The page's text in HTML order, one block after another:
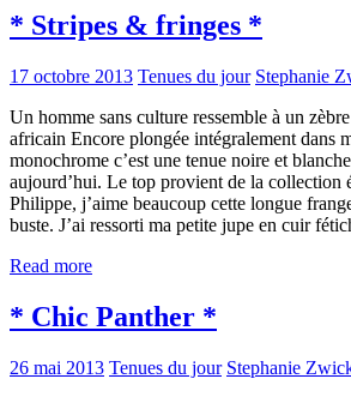
* Stripes & fringes *
17 octobre 2013 Tenues du jour Stephanie
Un homme sans culture ressemble à un
africain Encore plongée intégralement dans
monochrome c’est une tenue noire et
aujourd’hui. Le top provient de la collection
Philippe, j’aime beaucoup cette longue
buste. J’ai ressorti ma petite jupe en cuir
Read more
* Chic Panther *
26 mai 2013 Tenues du jour Stephanie